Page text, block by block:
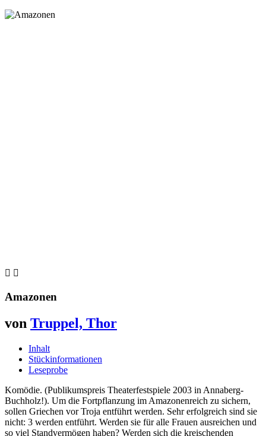
 
Amazonen
von Truppel, Thor
Inhalt
Stückinformationen
Leseprobe
Komödie. (Publikumspreis Theaterfestspiele 2003 in Annaberg-
Buchholz!). Um die Fortpflanzung im Amazonenreich zu sichern,
sollen Griechen vor Troja entführt werden. Sehr erfolgreich sind sie
nicht: 3 werden entführt. Werden sie für alle Frauen ausreichen und
so viel Standvermögen haben? Werden sich die kreischenden